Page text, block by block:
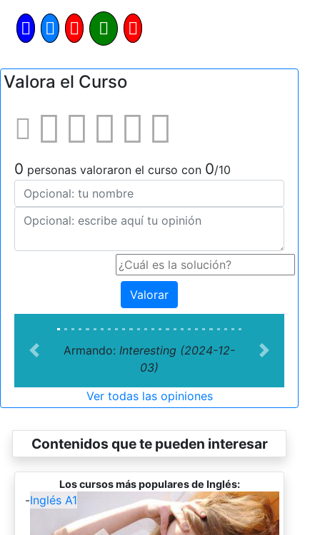
Valora el Curso
0 personas valoraron el curso con 0/10
Valorar
Armando: Interesting (2024-12-
03)
Previous Next
Ver todas las opiniones
Contenidos que te pueden interesar
Los cursos más populares de Inglés:
-Inglés A1